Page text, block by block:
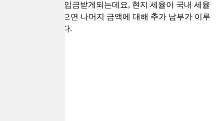
액이 제해진 후 입금받게되는데요, 현지 세율이 국내 세율
인 14% 보다 낮으면 나머지 금액에 대해 추가 납부가 이루
어질 수 있습니다.